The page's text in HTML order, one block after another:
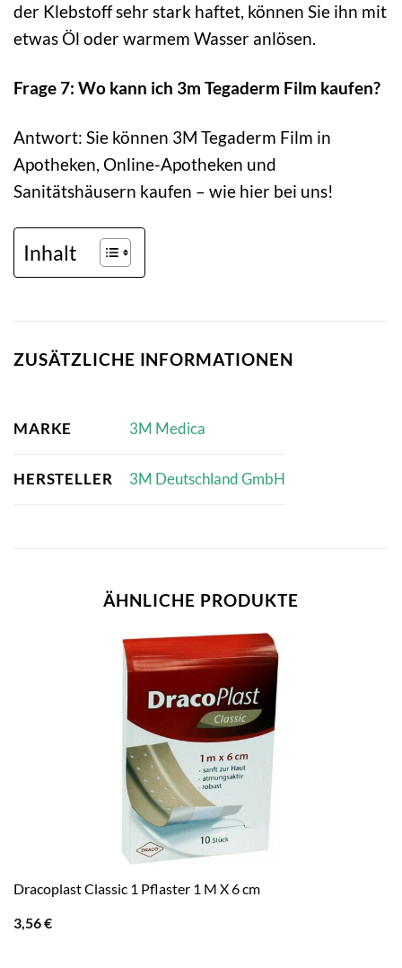
der Klebstoff sehr stark haftet, können Sie ihn mit
etwas Öl oder warmem Wasser anlösen.
Frage 7: Wo kann ich 3m Tegaderm Film kaufen?
Antwort: Sie können 3M Tegaderm Film in
Apotheken, Online-Apotheken und
Sanitätshäusern kaufen – wie hier bei uns!
Inhalt
ZUSÄTZLICHE INFORMATIONEN
MARKE 3M Medica
HERSTELLER 3M Deutschland GmbH
ÄHNLICHE PRODUKTE
Dracoplast Classic 1 Pflaster 1 M X 6 cm
3,56€